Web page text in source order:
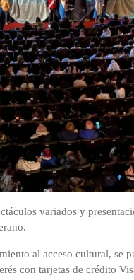
variados y
al acceso cultural, se
con tarjetas de crédito